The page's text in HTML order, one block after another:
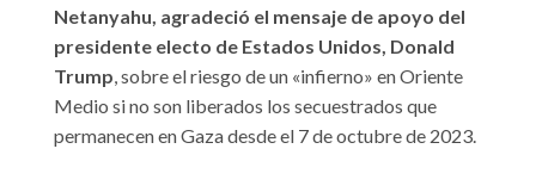
Netanyahu, agradeció el mensaje de apoyo del
presidente electo de Estados Unidos, Donald
Trump, sobre el riesgo de un «infierno» en Oriente
Medio si no son liberados los secuestrados que
permanecen en Gaza desde el 7 de octubre de 2023.